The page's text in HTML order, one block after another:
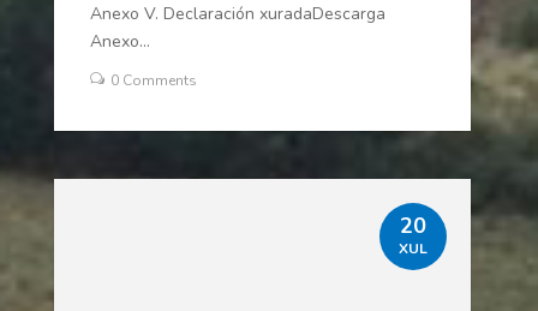
Anexo V. Declaración xuradaDescarga
Anexo...
0 Comments
20
XUL